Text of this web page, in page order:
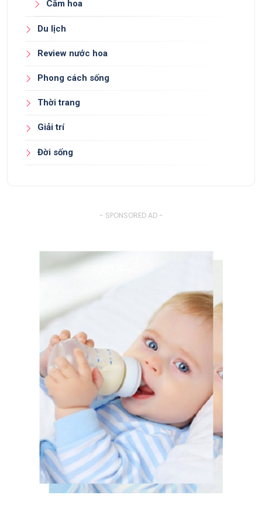
Cắm hoa
Du lịch
Review nước hoa
Phong cách sống
Thời trang
Giải trí
Đời sống
- SPONSORED AD -